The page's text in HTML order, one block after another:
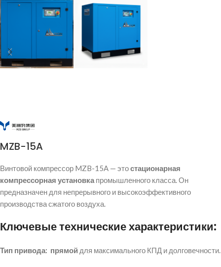
MZB-15A
Винтовой компрессор MZB-15A — этостационарная
компрессорная установка промышленного класса. Он
предназначен для непрерывного и высокоэффективного
производства сжатого воздуха.
Ключевые технические характеристики:
Тип привода: прямой для максимального КПД и долговечности.